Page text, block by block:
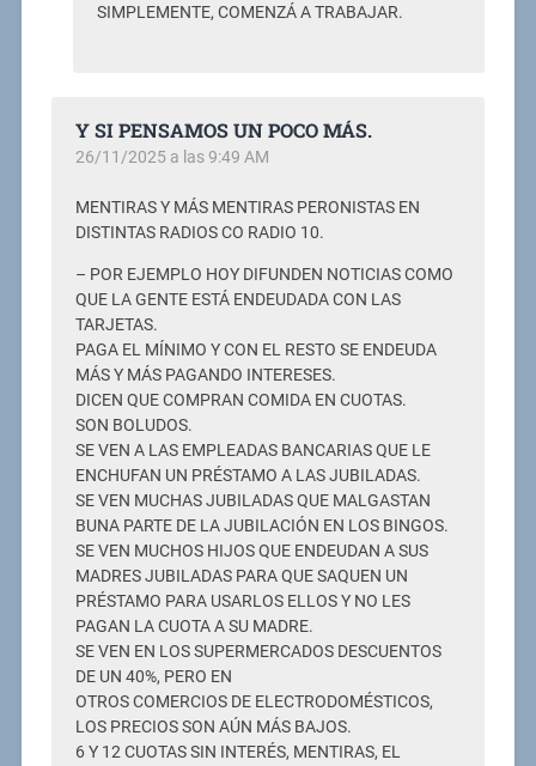
SIMPLEMENTE, COMENZÁ A TRABAJAR.
Y SI PENSAMOS UN POCO MÁS.
26/11/2025 a las 9:49 AM
MENTIRAS Y MÁS MENTIRAS PERONISTAS EN
DISTINTAS RADIOS CO RADIO 10.
– POR EJEMPLO HOY DIFUNDEN NOTICIAS COMO
QUE LA GENTE ESTÁ ENDEUDADA CON LAS
TARJETAS.
PAGA EL MÍNIMO Y CON EL RESTO SE ENDEUDA
MÁS Y MÁS PAGANDO INTERESES.
DICEN QUE COMPRAN COMIDA EN CUOTAS.
SON BOLUDOS.
SE VEN A LAS EMPLEADAS BANCARIAS QUE LE
ENCHUFAN UN PRÉSTAMO A LAS JUBILADAS.
SE VEN MUCHAS JUBILADAS QUE MALGASTAN
BUNA PARTE DE LA JUBILACIÓN EN LOS BINGOS.
SE VEN MUCHOS HIJOS QUE ENDEUDAN A SUS
MADRES JUBILADAS PARA QUE SAQUEN UN
PRÉSTAMO PARA USARLOS ELLOS Y NO LES
PAGAN LA CUOTA A SU MADRE.
SE VEN EN LOS SUPERMERCADOS DESCUENTOS
DE UN 40%, PERO EN
OTROS COMERCIOS DE ELECTRODOMÉSTICOS,
LOS PRECIOS SON AÚN MÁS BAJOS.
6 Y 12 CUOTAS SIN INTERÉS, MENTIRAS, EL